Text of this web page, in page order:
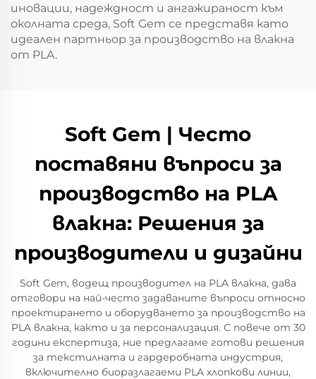
иновации, надеждност и ангажираност към
околната среда, Soft Gem се представя като
идеален партньор за производство на влакна
от PLA.
Soft Gem | Често
поставяни въпроси за
производство на PLA
влакна: Решения за
производители и дизайни
Soft Gem, водещ производител на PLA влакна, дава
отговори на най-често задаваните въпроси относно
проектирането и оборудването за производство на
PLA влакна, както и за персонализация. С повече от 30
години експертиза, ние предлагаме готови решения
за текстилната и гардеробната индустрия,
включително биоразлагаеми PLA хлопкови линии,